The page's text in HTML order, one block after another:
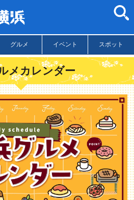
グルメ イベント スポット
メカレンダー